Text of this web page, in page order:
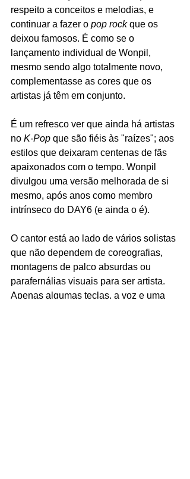
respeito a conceitos e melodias, e
continuar a fazer o pop rock que os
deixou famosos. É como se o
lançamento individual de Wonpil,
mesmo sendo algo totalmente novo,
complementasse as cores que os
artistas já têm em conjunto.
É um refresco ver que ainda há artistas
no K-Pop que são fiéis às "raízes"; aos
estilos que deixaram centenas de fãs
apaixonados com o tempo. Wonpil
divulgou uma versão melhorada de si
mesmo, após anos como membro
intrínseco do DAY6 (e ainda o é).
O cantor está ao lado de vários solistas
que não dependem de coreografias,
montagens de palco absurdas ou
parafernálias visuais para ser artista.
Apenas algumas teclas, a voz e uma